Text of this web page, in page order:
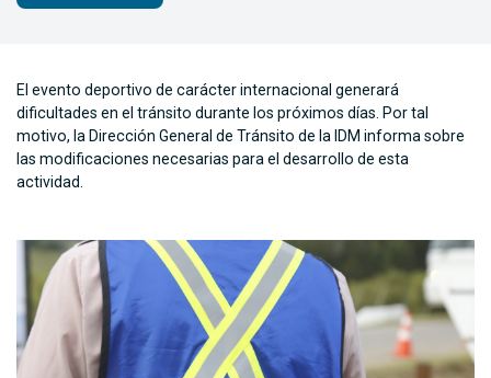
El evento deportivo de carácter internacional generará
dificultades en el tránsito durante los próximos días. Por tal
motivo, la Dirección General de Tránsito de la IDM informa sobre
las modificaciones necesarias para el desarrollo de esta
actividad.